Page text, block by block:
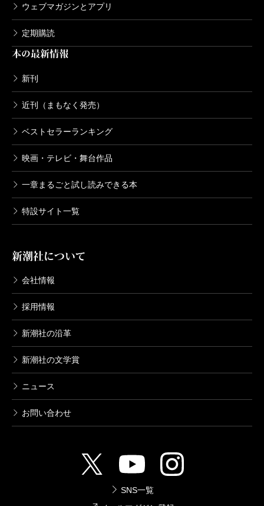
ウェブマガジンとアプリ
定期購読
本の最新情報
新刊
近刊（まもなく発売）
ベストセラーランキング
映画・テレビ・舞台作品
一章まるごと試し読みできる本
特設サイト一覧
新潮社について
会社情報
採用情報
新潮社の沿革
新潮社の文学賞
ニュース
お問い合わせ
SNS一覧